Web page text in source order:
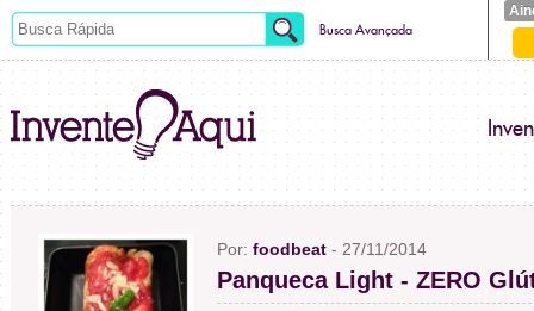
Busca Avançada
Por: foodbeat - 27/11/2014
Panqueca Light - ZERO